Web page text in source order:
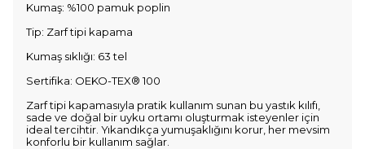
Kumaş: %100 pamuk poplin
Tip: Zarf tipi kapama
Kumaş sıklığı: 63 tel
Sertifika: OEKO-TEX® 100
Zarf tipi kapamasıyla pratik kullanım sunan bu yastık kılıfı,
sade ve doğal bir uyku ortamı oluşturmak isteyenler için
ideal tercihtir. Yıkandıkça yumuşaklığını korur, her mevsim
konforlu bir kullanım sağlar.